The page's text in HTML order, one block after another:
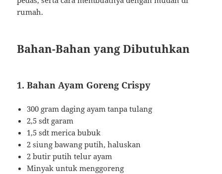
rumah.
Bahan-Bahan yang Dibutuhkan
1. Bahan Ayam Goreng Crispy
300 gram daging ayam tanpa tulang
2,5 sdt garam
1,5 sdt merica bubuk
2 siung bawang putih, haluskan
2 butir putih telur ayam
Minyak untuk menggoreng